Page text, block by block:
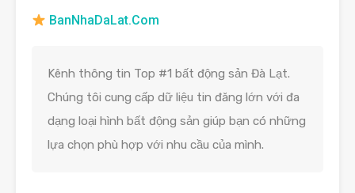
BanNhaDaLat.Com
Kênh thông tin Top #1 bất động sản Đà Lạt.
Chúng tôi cung cấp dữ liệu tin đăng lớn với đa
dạng loại hình bất động sản giúp bạn có những
lựa chọn phù hợp với nhu cầu của mình.